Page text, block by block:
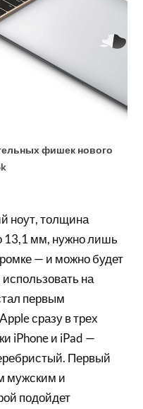
фишек нового
ноут, толщина
13,1 мм, нужно лишь
— и можно будет
на
первым
сразу в трех
iPhone и iPad —
Первый
мужским и
подойдет